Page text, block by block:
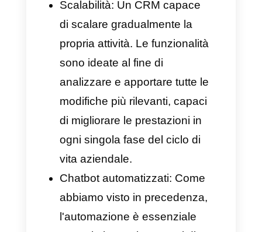
rendono un CRM davvero
incredibile per piattaforme come
WhatsApp: tra le tante, metriche
specializzate, intelligenza
artificiale, automazioni e molto
altro ancora.
Come scegliere la
piattaforma di CRM per
WhatsApp giusta